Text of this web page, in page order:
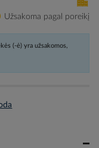
Užsakoma pagal poreikį
(-ė) yra užsakomos,